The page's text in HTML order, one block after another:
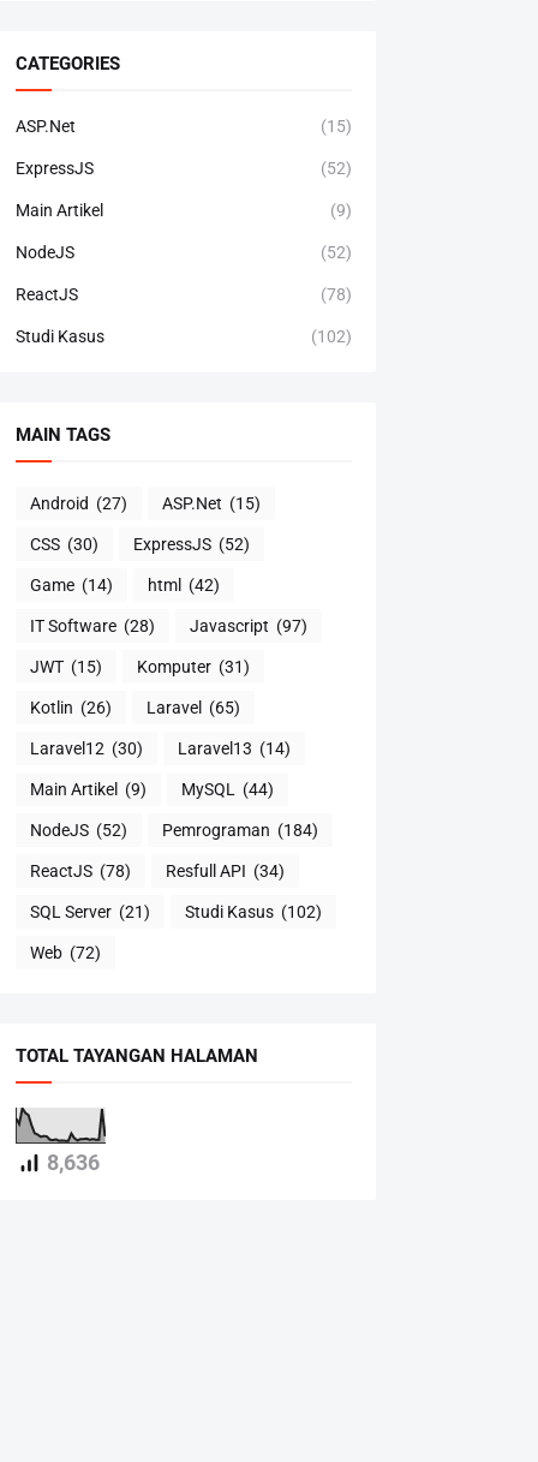
CATEGORIES
ASP.Net (15)
ExpressJS (52)
Main Artikel (9)
NodeJS (52)
ReactJS (78)
Studi Kasus (102)
MAIN TAGS
Android (27) ASP.Net (15)
CSS (30) ExpressJS (52)
Game (14) html (42)
IT Software (28) Javascript (97)
JWT (15) Komputer (31)
Kotlin (26) Laravel (65)
Laravel12 (30) Laravel13 (14)
Main Artikel (9) MySQL (44)
NodeJS (52) Pemrograman (184)
ReactJS (78) Resfull API (34)
SQL Server (21) Studi Kasus (102)
Web (72)
TOTAL TAYANGAN HALAMAN
8,636